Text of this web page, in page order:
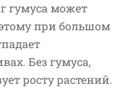
гумуса может
при большом
Без гумуса,
росту растений.